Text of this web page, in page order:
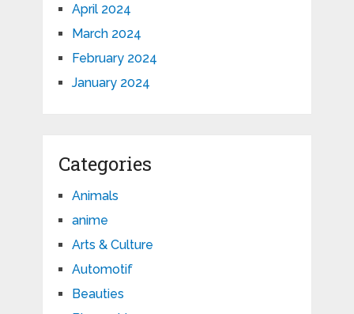
April 2024
March 2024
February 2024
January 2024
Categories
Animals
anime
Arts & Culture
Automotif
Beauties